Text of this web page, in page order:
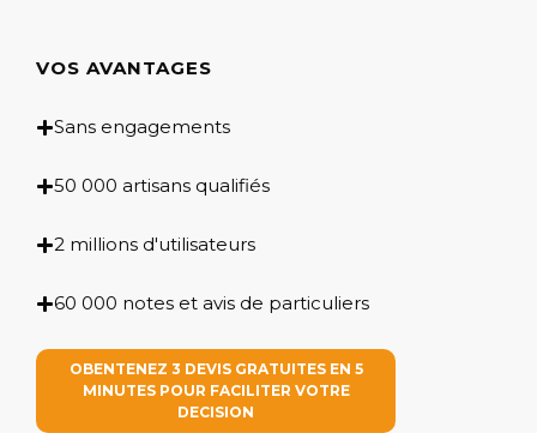
VOS AVANTAGES
Sans engagements
50 000 artisans qualifiés
2 millions d'utilisateurs
60 000 notes et avis de particuliers
OBENTENEZ 3 DEVIS GRATUITES EN 5
MINUTES POUR FACILITER VOTRE
DECISION